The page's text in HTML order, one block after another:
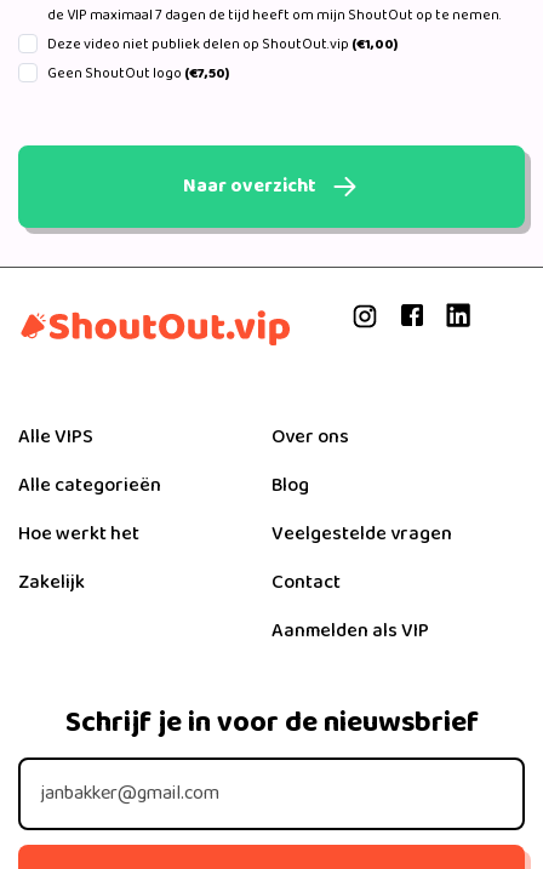
de VIP maximaal 7 dagen de tijd heeft om mijn ShoutOut op te nemen.
Deze video niet publiek delen op ShoutOut.vip (€1,00)
Geen ShoutOut logo (€7,50)
Naar overzicht
Alle VIPS
Alle categorieën
Hoe werkt het
Zakelijk
Over ons
Blog
Veelgestelde vragen
Contact
Aanmelden als VIP
Schrijf je in voor de nieuwsbrief